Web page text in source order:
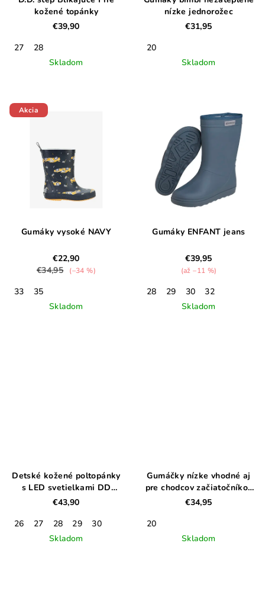
kožené topánky
€39,90
27
28
Skladom
nízke jednorožec
€31,95
20
Skladom
Akcia
Gumáky vysoké NAVY
€22,90
€34,95
(–34 %)
33
35
Skladom
Gumáky ENFANT jeans
€39,95
(až –11 %)
28 29 30
32
Skladom
Detské kožené poltopánky
s LED svetielkami DD
STEP, oceanic
€43,90
26
27 28 29
30
Skladom
Gumáčky nízke vhodné aj
pre chodcov začiatočníkov
Fialové
€34,95
20
Skladom